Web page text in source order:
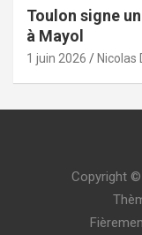
Toulon signe
à Mayol
1 juin 2026 Nicolas
Copyright